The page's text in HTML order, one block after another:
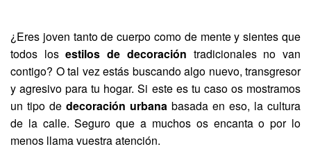
¿Eres joven tanto de cuerpo como de mente y sientes que
todos losestilos de decoración tradicionales no van
contigo? O tal vez estás buscando algo nuevo, transgresor
y agresivo para tu hogar. Si este es tu caso os mostramos
un tipo de decoración urbana basada en eso, la cultura
de la calle. Seguro que a muchos os encanta o por lo
menos llama vuestra atención.